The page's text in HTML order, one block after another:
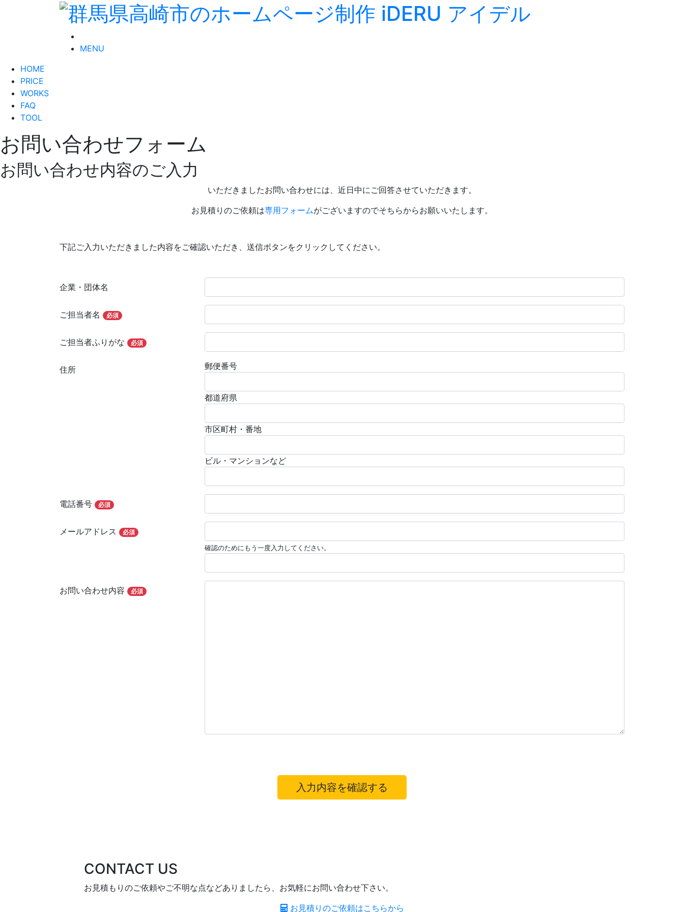
MENU
HOME
PRICE
WORKS
FAQ
TOOL
お問い合わせフォーム
お問い合わせ内容のご入力
いただきましたお問い合わせには、近日中にご回答させていただきます。
お見積りのご依頼は専用フォームがございますのでそちらからお願いいたします。
下記ご入力いただきました内容をご確認いただき、送信ボタンをクリックしてください。
企業・団体名
ご担当者名 必須
ご担当者ふりがな 必須
住所 郵便番号
都道府県
市区町村・番地
ビル・マンションなど
電話番号 必須
メールアドレス 必須
確認のためにもう一度入力してください。
お問い合わせ内容 必須
CONTACT US
お見積もりのご依頼やご不明な点などありましたら、お気軽にお問い合わせ下さい。
お見積りのご依頼はこちらから